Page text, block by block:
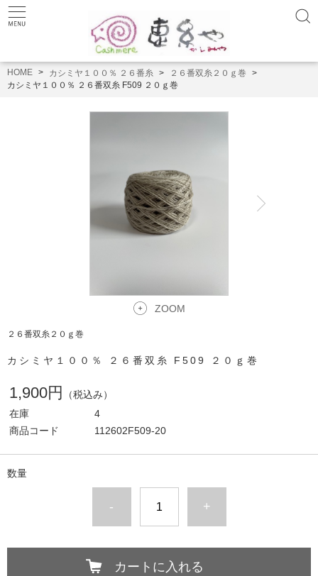
HOME カシミヤ１００％ ２６番糸
２６番双糸２０ｇ巻
カシミヤ１００％ ２６番双糸 F509 ２０ｇ巻
ZOOM
２６番双糸２０ｇ巻
カシミヤ１００％ ２６番双糸 F509 ２０ｇ巻
1,900円
（税込み）
在庫
4
商品コード
112602F509-20
数量
- +
カートに入れる